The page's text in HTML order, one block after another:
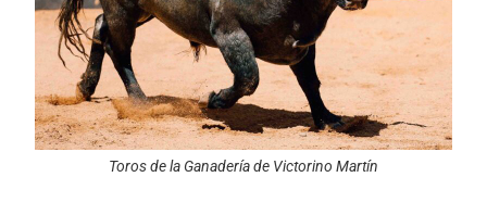
Toros de la Ganadería de Victorino Martín